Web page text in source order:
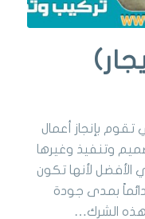
بإنجاز أعمال
وتنفيذ وغيرها
الأفضل لأنها تكون
بمدى جودة
هذه الشرك…